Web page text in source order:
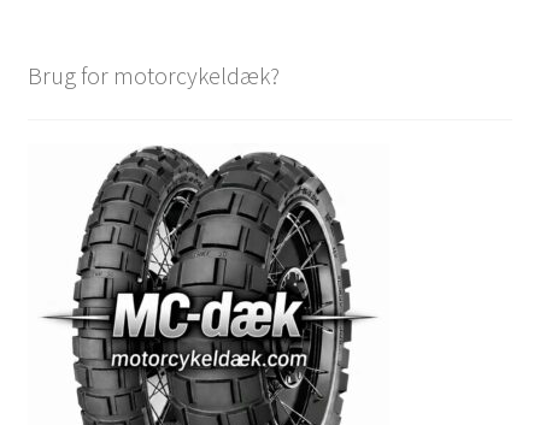
Brug for motorcykeldæk?